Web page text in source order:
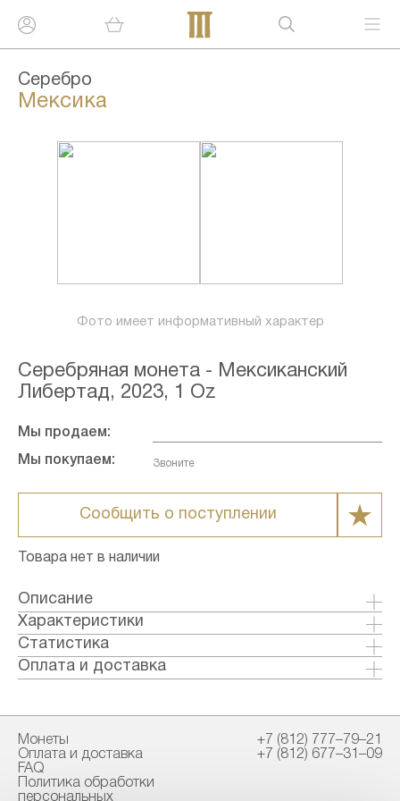
Серебро
Мексика
Фото имеет информативный характер
Серебряная монета - Мексиканский
Либертад, 2023, 1 Oz
Мы продаем:
Мы покупаем: Звоните
Сообщить о поступлении
Товара нет в наличии
Описание
Характеристики
Металл: Серебро
Страна: Мексика
Годы выпуска: 2023
Проба: 999
Вес общий гр.: 31.1
Вес чистый гр.: 31.1
Статистика
Оплата и доставка
Наличными в офисе
Способы доставки:
Монеты
Оплата и доставка
FAQ
Политика обработки
персональных
+7 (812) 777–79–21
+7 (812) 677–31–09